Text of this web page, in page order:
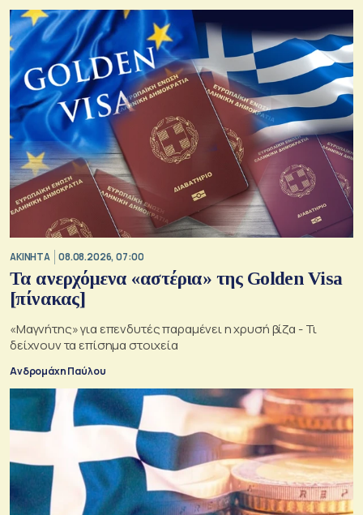
ΑΚΙΝΗΤΑ 08.08.2026, 07:00
Τα ανερχόμενα «αστέρια» της Golden Visa
[πίνακας]
«Μαγνήτης» για επενδυτές παραμένει η χρυσή βίζα - Τι
δείχνουν τα επίσημα στοιχεία
Ανδρομάχη Παύλου